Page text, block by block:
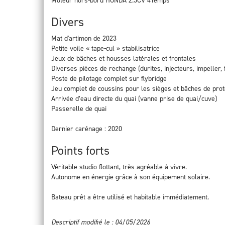
Divers
Mat d'artimon de 2023
Petite voile « tape-cul » stabilisatrice
Jeux de bâches et housses latérales et frontales
Diverses pièces de rechange (durites, injecteurs,
Poste de pilotage complet sur flybridge
Jeu complet de coussins pour les sièges et bâches de
Arrivée d’eau directe du quai (vanne prise de quai/cuve)
Passerelle de quai
Dernier carénage : 2020
Points forts
Véritable studio flottant, très agréable à vivre.
Autonome en énergie grâce à son équipement solaire.
Bateau prêt a être utilisé et habitable immédiatement.
Descriptif modifié le : 04/05/2026